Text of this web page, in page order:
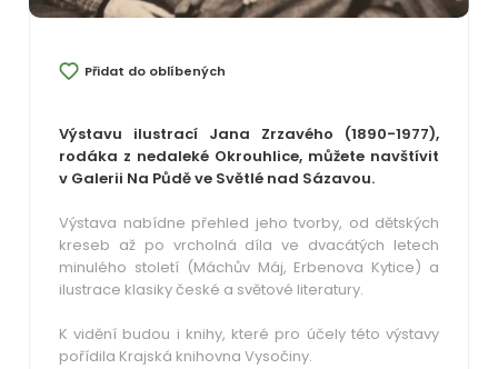
Přidat do oblíbených
Výstavu ilustrací Jana Zrzavého (1890-1977),
rodáka z nedaleké Okrouhlice, můžete navštívit
v Galerii Na Půdě ve Světlé nad Sázavou.
Výstava nabídne přehled jeho tvorby, od dětských
kreseb až po vrcholná díla ve dvacátých letech
minulého století (Máchův Máj, Erbenova Kytice) a
ilustrace klasiky české a světové literatury.
K vidění budou i knihy, které pro účely této výstavy
pořídila Krajská knihovna Vysočiny.